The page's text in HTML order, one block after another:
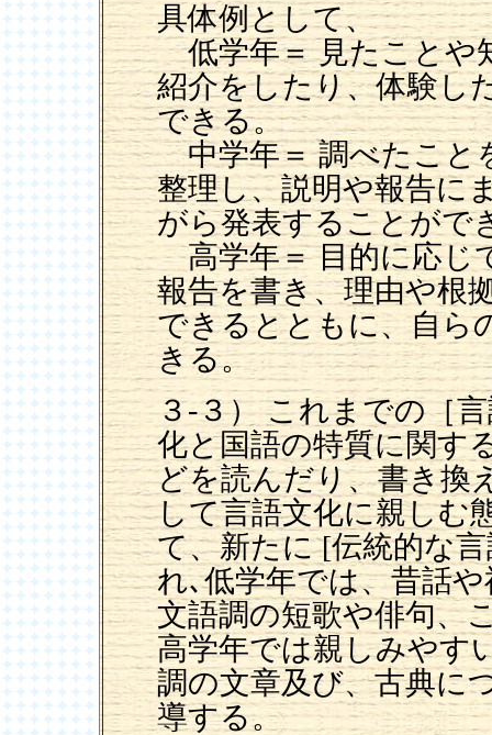
具体例として、
低学年＝ 見たことや
紹介をしたり、体験し
できる。
中学年＝ 調べたこと
整理し、説明や報告に
がら発表することがで
高学年＝ 目的に応じ
報告を書き、理由や根
できるとともに、自ら
きる。
３-３） これまでの［
化と国語の特質に関す
どを読んだり、書き換
して言語文化に親しむ
て、新たに [伝統的な
れ､低学年では、昔話
文語調の短歌や俳句、
高学年では親しみやす
調の文章及び、古典に
導する。